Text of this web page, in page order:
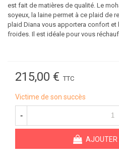
est fait de matières de qualité. Le
soyeux, la laine permet à ce plaid de
plaid Diana vous apportera confort et
froides. Il est idéale pour vous
215,00 € TTC
Victime de son succès
-
AJOUTER